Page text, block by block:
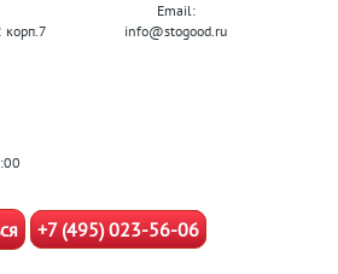
корп.7
Email:
info@stogood.ru
+7 (495) 023-56-06